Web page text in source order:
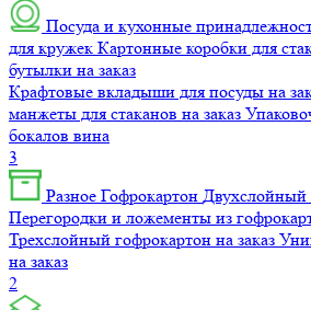
Посуда и кухонные
для кружек Картонные коробки для
бутылки на заказ
Крафтовые вкладыши для посуды на
манжеты для стаканов на заказ
бокалов вина
3
Разное Гофрокартон Двухслойный
Перегородки и ложементы из
Трехслойный гофрокартон на заказ
на заказ
2